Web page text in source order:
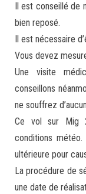
Il est conseillé de
bien reposé.
Il est nécessaire
Vous devez
Une visite
conseillons
ne souffrez
Ce vol sur Mig
conditions
ultérieure pour
La procédure de
une date de